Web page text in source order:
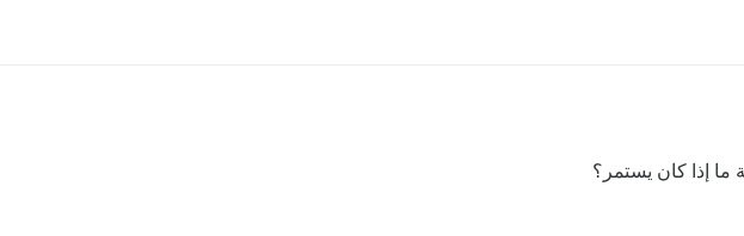
إذا كان يستمر؟